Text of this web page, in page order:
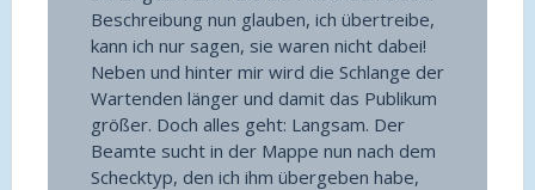
Beschreibung nun glauben, ich übertreibe,
kann ich nur sagen, sie waren nicht dabei!
Neben und hinter mir wird die Schlange der
Wartenden länger und damit das Publikum
größer. Doch alles geht: Langsam. Der
Beamte sucht in der Mappe nun nach dem
Schecktyp, den ich ihm übergeben habe,